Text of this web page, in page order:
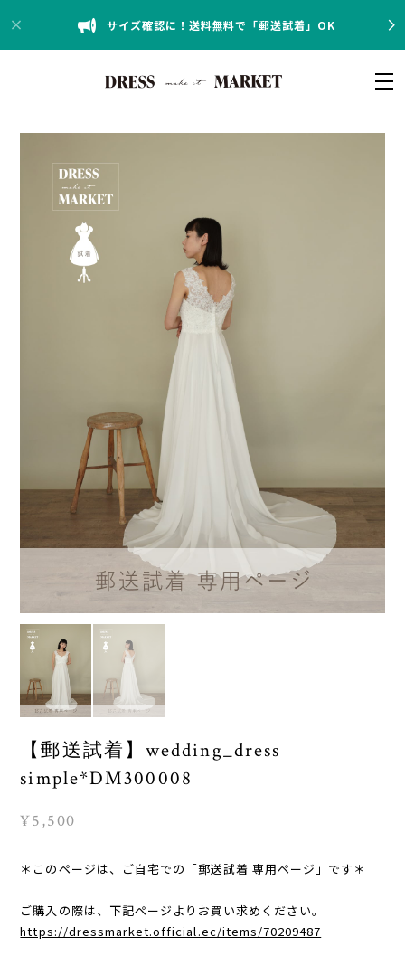
サイズ確認に！送料無料で「郵送試着」OK
【郵送試着】wedding_dress
simple*DM300008
¥5,500
＊このページは、ご自宅での「郵送試着 専用ページ」です＊
ご購入の際は、下記ページよりお買い求めください。
https://dressmarket.official.ec/items/70209487